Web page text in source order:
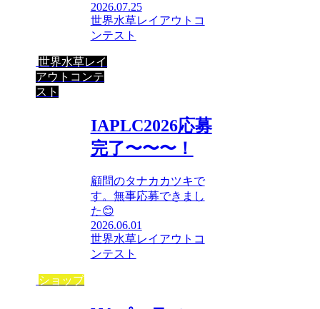
2026.07.25
世界水草レイアウトコ
ンテスト
世界水草レイ
アウトコンテ
スト
IAPLC2026応募
完了〜〜〜！
顧問のタナカカツキで
す。無事応募できまし
た😊
2026.06.01
世界水草レイアウトコ
ンテスト
ショップ